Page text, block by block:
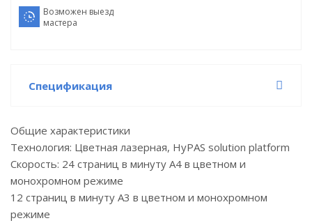
Возможен выезд
мастера
Спецификация
Общие характеристики
Технология: Цветная лазерная, HyPAS solution platform
Скорость: 24 страниц в минуту А4 в цветном и
монохромном режиме
12 страниц в минуту А3 в цветном и монохромном
режиме